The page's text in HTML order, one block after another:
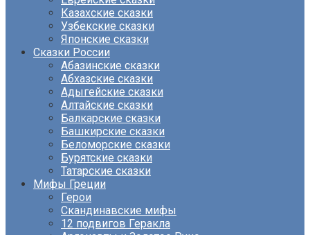
Казахские сказки
Узбекские сказки
Японские сказки
Сказки России
Абазинские сказки
Абхазские сказки
Адыгейские сказки
Алтайские сказки
Балкарские сказки
Башкирские сказки
Беломорские сказки
Бурятские сказки
Татарские сказки
Мифы Греции
Герои
Скандинавские мифы
12 подвигов Геракла